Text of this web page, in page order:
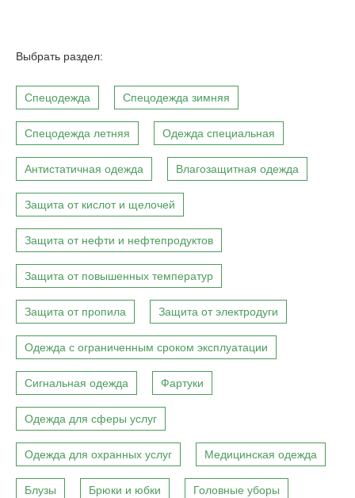
Выбрать раздел:
Спецодежда Спецодежда зимняя
Спецодежда летняя Одежда специальная
Антистатичная одежда Влагозащитная одежда
Защита от кислот и щелочей
Защита от нефти и нефтепродуктов
Защита от повышенных температур
Защита от пропила Защита от электродуги
Одежда с ограниченным сроком эксплуатации
Сигнальная одежда Фартуки
Одежда для сферы услуг
Одежда для охранных услуг Медицинская одежда
Блузы Брюки и юбки Головные уборы